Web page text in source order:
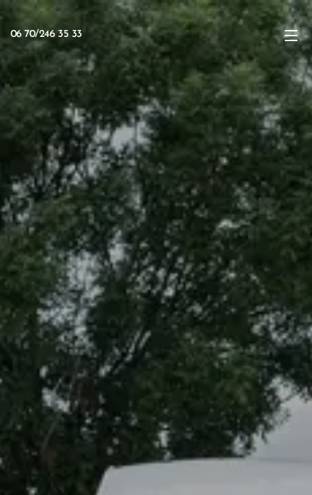
06 70/246 35 33